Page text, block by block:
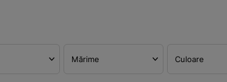
Mărime Culoare